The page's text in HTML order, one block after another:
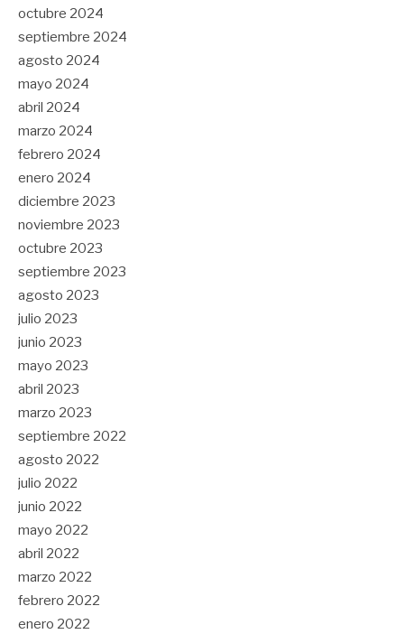
octubre 2024
septiembre 2024
agosto 2024
mayo 2024
abril 2024
marzo 2024
febrero 2024
enero 2024
diciembre 2023
noviembre 2023
octubre 2023
septiembre 2023
agosto 2023
julio 2023
junio 2023
mayo 2023
abril 2023
marzo 2023
septiembre 2022
agosto 2022
julio 2022
junio 2022
mayo 2022
abril 2022
marzo 2022
febrero 2022
enero 2022